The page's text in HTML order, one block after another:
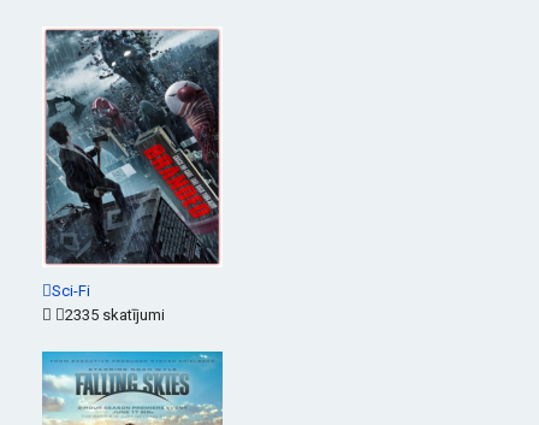
Sci-Fi
2335 skatījumi